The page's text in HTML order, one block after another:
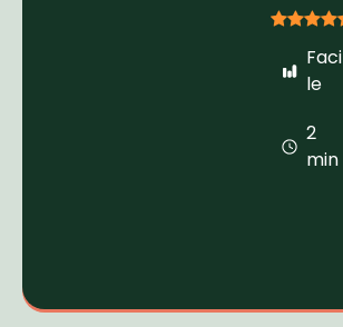
Faci
le
2
min